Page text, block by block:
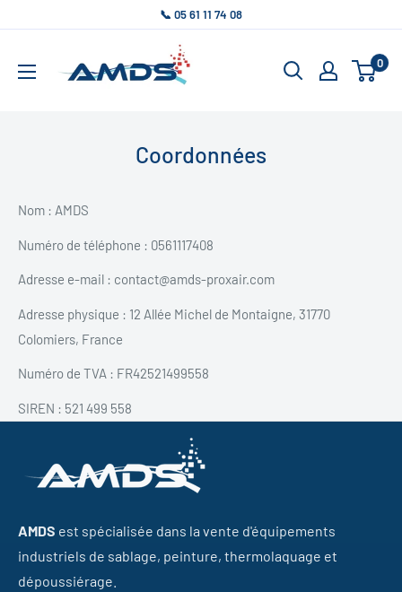
contenu
📞 05 61 11 74 08
0
Coordonnées
Nom : AMDS
Numéro de téléphone : 0561117408
Adresse e-mail : contact@amds-proxair.com
Adresse physique : 12 Allée Michel de Montaigne, 31770
Colomiers, France
Numéro de TVA : FR42521499558
SIREN : 521 499 558
AMDS est spécialisée dans la vente d'équipements
industriels de sablage, peinture, thermolaquage et
dépoussiérage.